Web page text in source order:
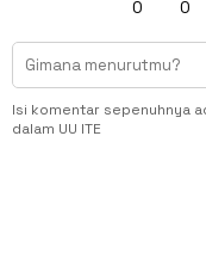
0 0
Isi komentar sepenuhnya
dalam UU ITE